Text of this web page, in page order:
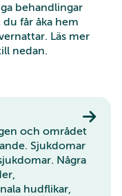
behandlingar
får åka hem
Läs mer
nedan.
och området
Sjukdomar
Några
hudflikar,